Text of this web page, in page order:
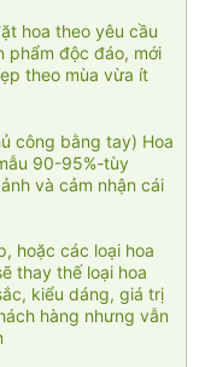
hoa theo yêu cầu
phẩm độc đáo, mới
theo mùa vừa ít
công bằng tay) Hoa
90-95%-tùy
và cảm nhận cái
hoặc các loại hoa
thay thế loại hoa
kiểu dáng, giá trị
hàng nhưng vẫn